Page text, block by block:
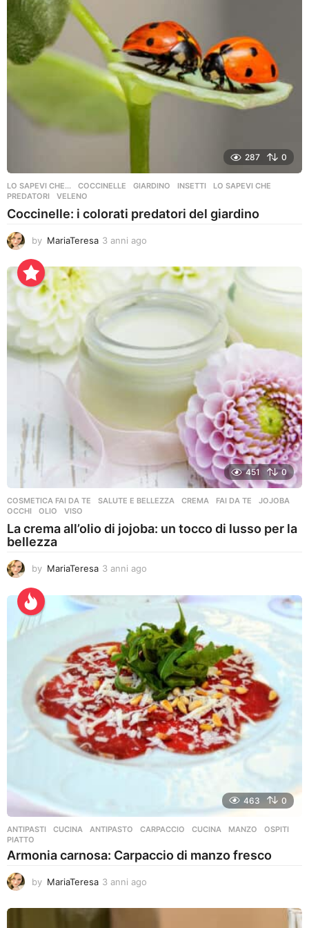
287 0
LO SAPEVI CHE... COCCINELLE ,GIARDINO ,INSETTI ,LO SAPEVI CHE
PREDATORI
,VELENO
Coccinelle: i colorati predatori del giardino
by MariaTeresa 3 anni ago
n
451 0
COSMETICA FAI DA TE ,SALUTE E BELLEZZA CREMA ,FAI DA TE ,JOJOBA
OCCHI
,OLIO ,VISO
La crema all’olio di jojoba: un tocco di lusso per la
bellezza
by MariaTeresa 3 anni ago
n
i
a
g
o
463 0
ANTIPASTI ,CUCINA ANTIPASTO ,CARPACCIO ,CUCINA ,MANZO ,OSPITI
PIATTO
Armonia carnosa: Carpaccio di manzo fresco
by MariaTeresa 3 anni ago
n